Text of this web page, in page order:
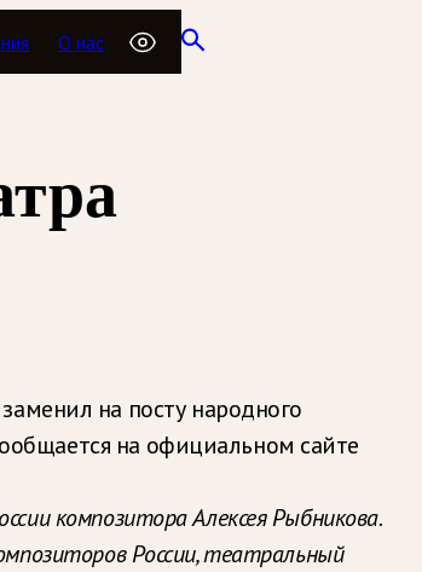
О нас
на посту народного
на официальном сайте
композитора Алексея Рыбникова.
России, театральный